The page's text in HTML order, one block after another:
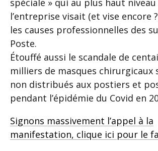
spéciale » qui au plus haut niveau
l’entreprise visait (et vise encore
les causes professionnelles des
Poste.
Étouffé aussi le scandale de
milliers de masques chirurgicaux
non distribués aux postiers et
pendant l’épidémie du Covid en
Signons massivement l’appel à la
manifestation, clique ici pour le